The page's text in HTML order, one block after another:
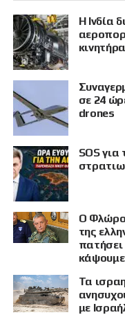
Η Ινδία
σε 24
drones
SOS για
Ο
της
Τα
με